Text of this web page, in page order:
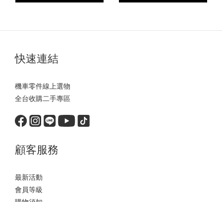
雷霆S/KRV/RTS
雷霆S/KRV
快速連結
機車零件線上選物
全台收購二手專區
顧客服務
最新活動
會員等級